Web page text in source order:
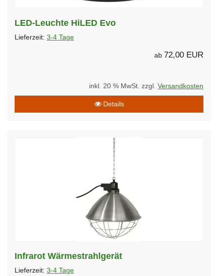
LED-Leuchte HiLED Evo
Lieferzeit: 3-4 Tage
ab 72,00 EUR
inkl. 20 % MwSt. zzgl. Versandkosten
Details
Infrarot Wärmestrahlgerät
Lieferzeit: 3-4 Tage